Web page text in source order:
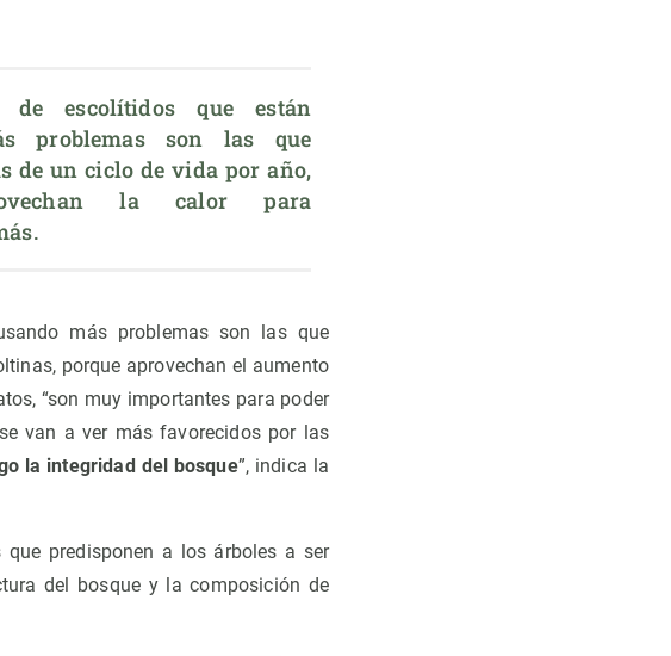
de escolítidos que están
problemas son las que
de un ciclo de vida por año,
la calor para
más problemas son las que
porque aprovechan el aumento
“son muy importantes para poder
van a ver más favorecidos por las
la integridad del bosque”, indica la
predisponen a los árboles a ser
del bosque y la composición de